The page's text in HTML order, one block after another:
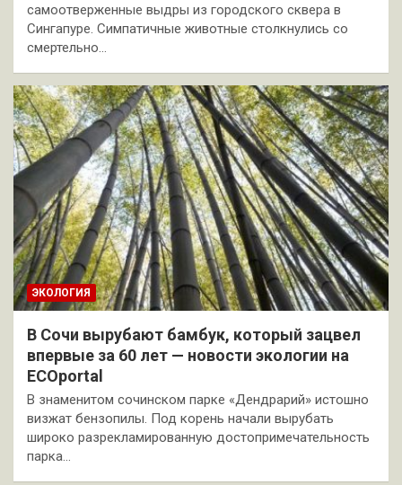
самоотверженные выдры из городского сквера в
Сингапуре. Симпатичные животные столкнулись со
смертельно…
ЭКОЛОГИЯ
В Сочи вырубают бамбук, который зацвел
впервые за 60 лет — новости экологии на
ECOportal
В знаменитом сочинском парке «Дендрарий» истошно
визжат бензопилы. Под корень начали вырубать
широко разрекламированную достопримечательность
парка…